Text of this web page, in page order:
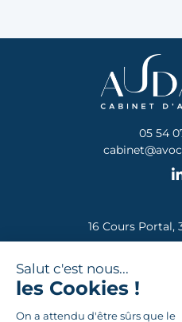
05 54
16 Cours Portal,
Conformément aux
suivants du Code de la
possibilité, en cas de litige
gratuitement au Médiateur